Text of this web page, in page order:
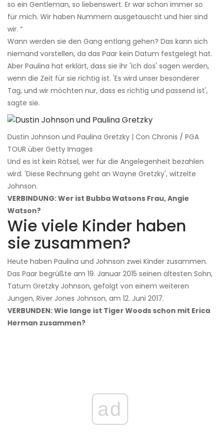
so ein Gentleman, so liebenswert. Er war schon immer so
für mich. Wir haben Nummern ausgetauscht und hier sind
wir. “
Wann werden sie den Gang entlang gehen? Das kann sich
niemand vorstellen, da das Paar kein Datum festgelegt hat.
Aber Paulina hat erklärt, dass sie ihr 'Ich dos' sagen werden,
wenn die Zeit für sie richtig ist. 'Es wird unser besonderer
Tag, und wir möchten nur, dass es richtig und passend ist',
sagte sie.
Dustin Johnson und Paulina Gretzky | Con Chronis / PGA
TOUR über Getty Images
Und es ist kein Rätsel, wer für die Angelegenheit bezahlen
wird. 'Diese Rechnung geht an Wayne Gretzky', witzelte
Johnson.
VERBINDUNG: Wer ist Bubba Watsons Frau, Angie
Watson?
Wie viele Kinder haben
sie zusammen?
Heute haben Paulina und Johnson zwei Kinder zusammen.
Das Paar begrüßte am 19. Januar 2015 seinen ältesten Sohn,
Tatum Gretzky Johnson, gefolgt von einem weiteren
Jungen, River Jones Johnson, am 12. Juni 2017.
VERBUNDEN: Wie lange ist Tiger Woods schon mit Erica
Herman zusammen?
ad